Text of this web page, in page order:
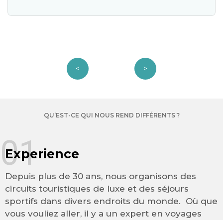
QU’EST-CE QUI NOUS REND DIFFÉRENTS ?
Experience
Depuis plus de 30 ans, nous organisons des
circuits touristiques de luxe et des séjours
sportifs dans divers endroits du monde. Où que
vous vouliez aller, il y a un expert en voyages
01